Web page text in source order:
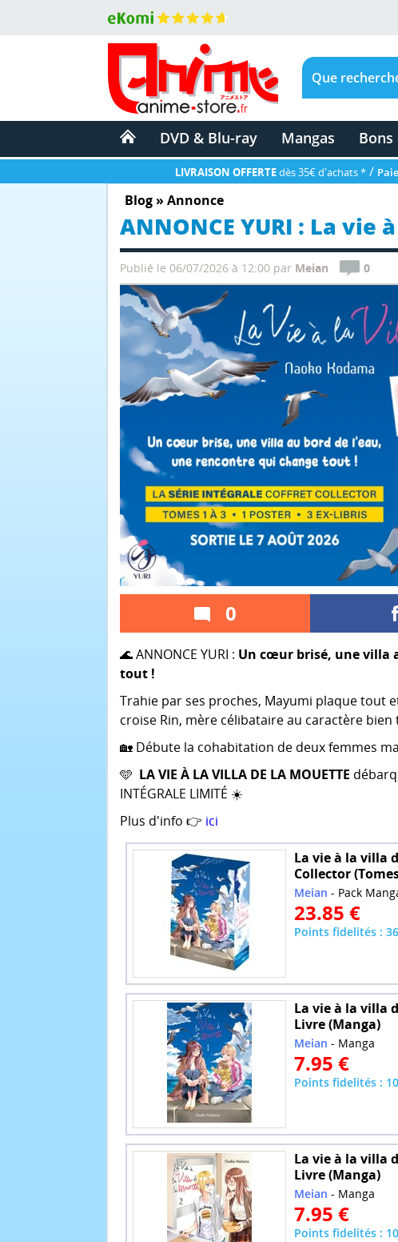
DVD & Blu-ray Mangas Bons
LIVRAISON OFFERTEdès 35€ d'achats * /
Blog» Annonce
ANNONCE YURI : La
Publié le 06/07/2026 à 12:00 par Meian 0
0
🌊 ANNONCE YURI : Un cœur brisé, une villa
tout !
Trahie par ses proches, Mayumi plaque tout
croise Rin, mère célibataire au caractère
🏡 Débute la cohabitation de deux femmes
🩵 LA VIE À LA VILLA DE LA MOUETTE
INTÉGRALE LIMITÉ ☀️
Plus d'info 👉 ici
La vie à la villa
Collector
Meian - Pack
23.85 €
Points fidelités :
La vie à la villa
Livre (Manga)
Meian - Manga
7.95 €
Points fidelités :
La vie à la villa
Livre (Manga)
Meian - Manga
7.95 €
Points fidelités :